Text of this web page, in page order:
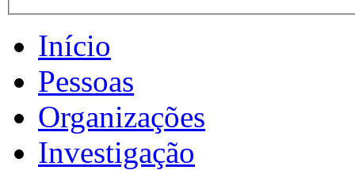
Início
Pessoas
Organizações
Investigação